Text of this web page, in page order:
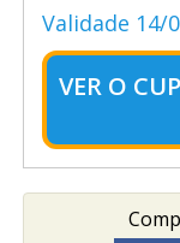
Validade 14/
VER O